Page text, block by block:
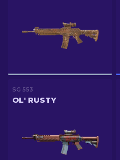
SG 553
OL' RUSTY